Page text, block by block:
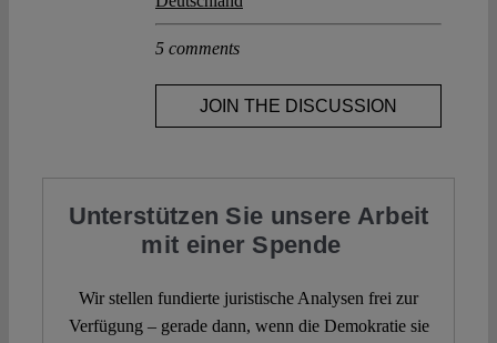
5 comments
JOIN THE DISCUSSION
Unterstützen Sie unsere Arbeit
mit einer Spende
Wir stellen fundierte juristische Analysen frei zur
Verfügung – gerade dann, wenn die Demokratie sie